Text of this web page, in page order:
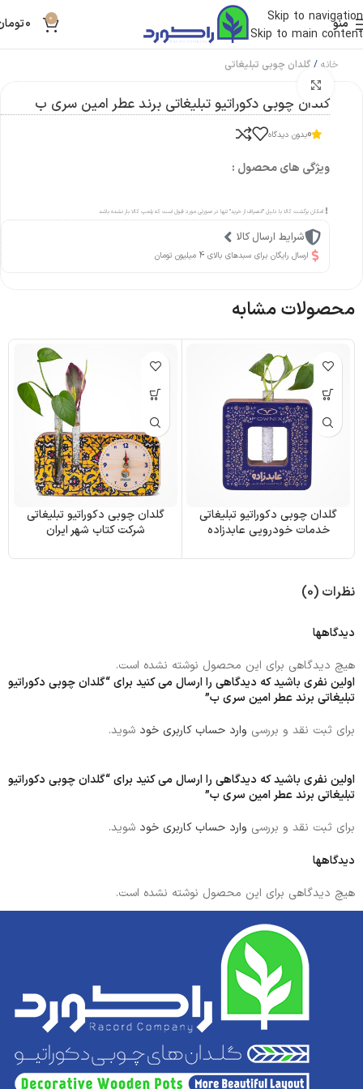
Skip to navigation
Skip to main content
منو 0
0
خانه گلدان چوبی تبلیغاتی
بزرگنمایی تصویر
گلدان چوبی دکوراتیو تبلیغاتی برند عطر امین سری ب
0بدون دیدگاه
ویژگی های محصول :
امکان برگشت کالا با دلیل "انصراف از خرید" تنها در صورتی مورد قبول است که پلمپ کالا باز نشده باشد
شرایط ارسال کالا
ارسال رایگان برای سبدهای بالای 4 میلیون تومان
محصولات مشابه
گلدان چوبی دکوراتیو تبلیغاتی
خدمات خودرویی عابدزاده
گلدان چوبی دکوراتیو تبلیغاتی
شرکت کتاب شهر ایران
نظرات (0)
دیدگاهها
هیچ دیدگاهی برای این محصول نوشته نشده است.
اولین نفری باشید که دیدگاهی را ارسال می کنید برای “گلدان چوبی دکوراتیو
تبلیغاتی برند عطر امین سری ب”
برای ثبت نقد و بررسی وارد حساب کاربری خود شوید.
دیدگاهها
هیچ دیدگاهی برای این محصول نوشته نشده است.
اولین نفری باشید که دیدگاهی را ارسال می کنید برای “گلدان چوبی دکوراتیو
تبلیغاتی برند عطر امین سری ب”
برای ثبت نقد و بررسی وارد حساب کاربری خود شوید.